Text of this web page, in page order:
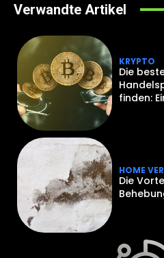
Verwandte Artikel
KRYPTO
Die
finden:
HOME
Die